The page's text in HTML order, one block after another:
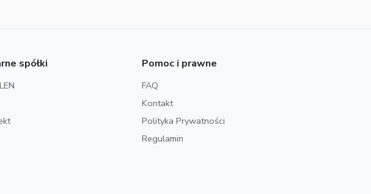
spółki Pomoc i prawne
FAQ
Kontakt
Polityka Prywatności
Regulamin